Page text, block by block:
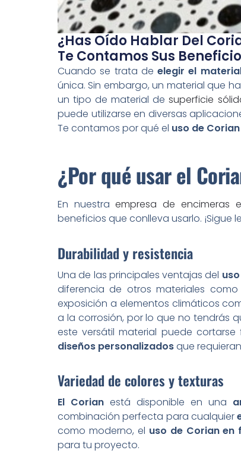
¿Has Oído Hablar Del
Te Contamos Sus
Cuando se trata deelegir el
única. Sin embargo, un material que
un tipo de material de superficie
puede utilizarse en diversas
Te contamos por qué el uso de
¿Por qué usar el
En nuestraempresa de encimeras
beneficios que conlleva usarlo. ¡Sigue
Durabilidad y resistencia
Una de las principales ventajas del
diferencia de otros materiales
exposición a elementos climáticos
a la corrosión, por lo que no tendrás
este versátil material puede
diseños personalizadosque
Variedad de colores y texturas
El Corian está disponible en una
combinación perfecta para cualquier
como moderno, el uso de Corian en
para tu proyecto.